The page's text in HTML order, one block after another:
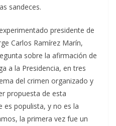
sandeces.
presidente de
Carlos Ramírez Marín,
sobre la afirmación de
a la Presidencia, en tres
del crimen organizado y
propuesta de esta
es populista, y no es la
la primera vez fue un